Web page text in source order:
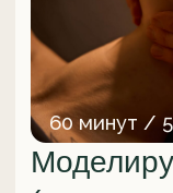
Активная техника
направленная на
укрепление мышц и
чётких,
Записаться